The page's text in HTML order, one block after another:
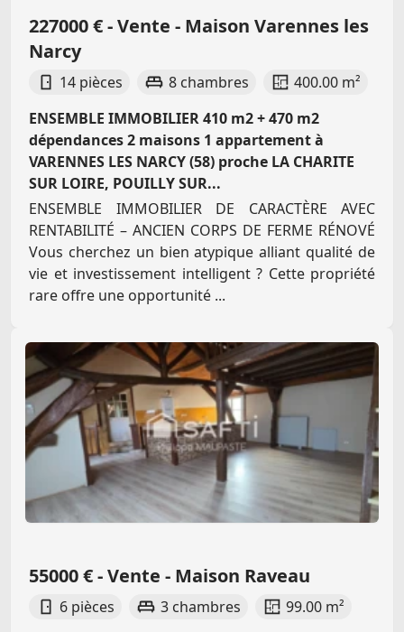
227000 € - Vente - Maison Varennes les
Narcy
14 pièces 8 chambres
400.00 m²
ENSEMBLE IMMOBILIER 410 m2 + 470 m2
dépendances 2 maisons 1 appartement à
VARENNES LES NARCY (58) proche LA CHARITE
SUR LOIRE, POUILLY SUR...
ENSEMBLE IMMOBILIER DE CARACTÈRE AVEC
RENTABILITÉ – ANCIEN CORPS DE FERME RÉNOVÉ
Vous cherchez un bien atypique alliant qualité de
vie et investissement intelligent ? Cette propriété
rare offre une opportunité ...
55000 € - Vente - Maison Raveau
6 pièces 3 chambres
99.00 m²